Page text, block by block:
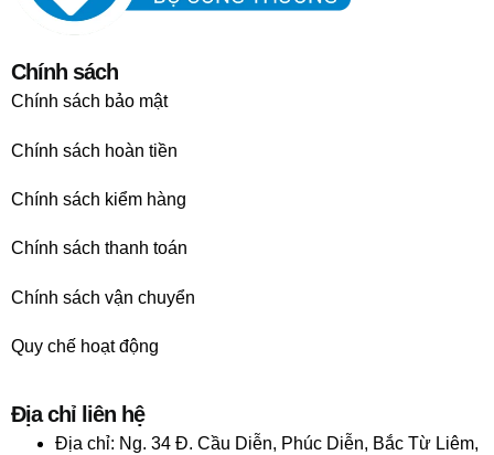
Chính sách
Chính sách bảo mật
Chính sách hoàn tiền
Chính sách kiểm hàng
Chính sách thanh toán
Chính sách vận chuyển
Quy chế hoạt động
Địa chỉ liên hệ
Địa chỉ: Ng. 34 Đ. Cầu Diễn, Phúc Diễn, Bắc Từ Liêm,